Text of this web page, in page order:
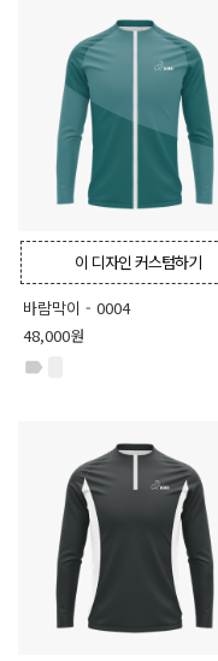
이 디자인 커스텀하기
바람막이 - 0004
48,000원
label